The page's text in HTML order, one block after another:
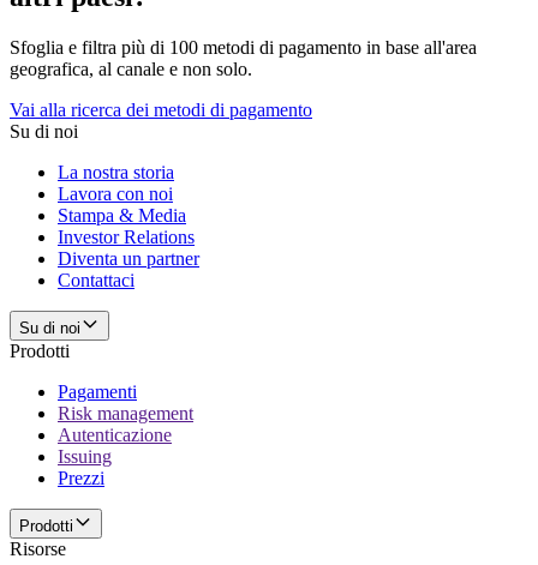
Sfoglia e filtra più di 100 metodi di pagamento in base all'area
geografica, al canale e non solo.
Vai alla ricerca dei metodi di pagamento
Su di noi
La nostra storia
Lavora con noi
Stampa & Media
Investor Relations
Diventa un partner
Contattaci
Su di noi
Prodotti
Pagamenti
Risk management
Autenticazione
Issuing
Prezzi
Prodotti
Risorse